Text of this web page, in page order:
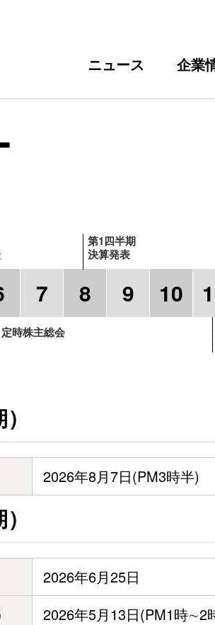
定時株主総会
7 8
第1四半期
決算発表
9 10
2026年8月7日(PM3時半)
2026年6月25日
2026年5月13日(PM1時∼2
ニュース 企業